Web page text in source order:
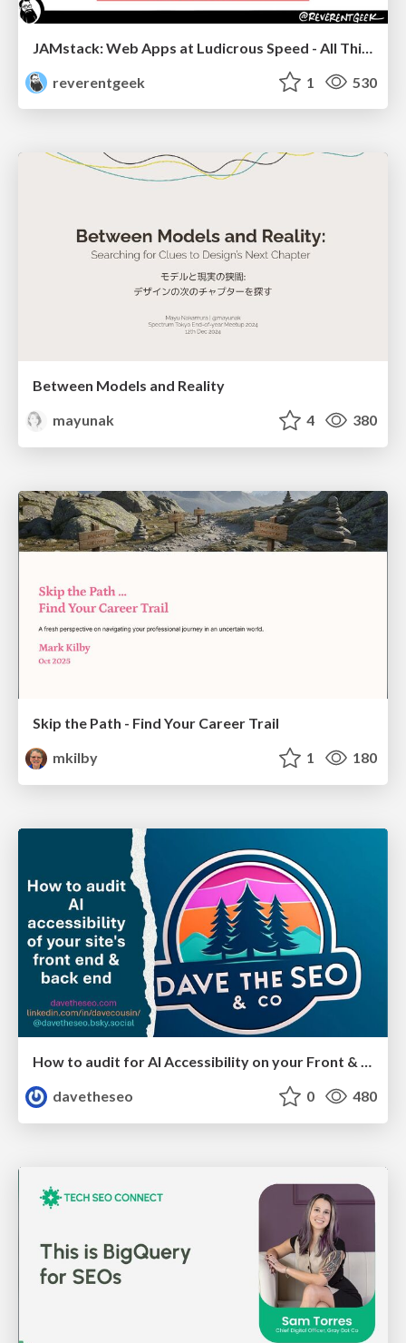
reverentgeek
1 530
Between Models and Reality
mayunak
4 380
Skip the Path - Find Your Career Trail
mkilby
1 180
davetheseo
0 480